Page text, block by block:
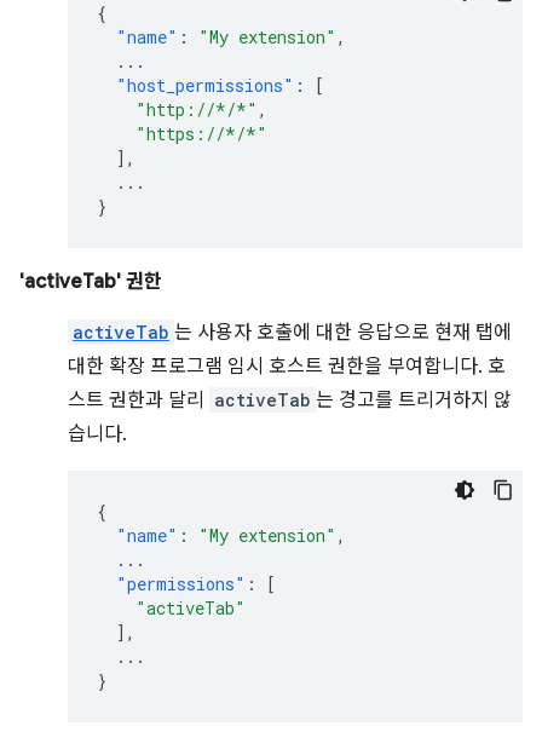
{
"name" : "My extension" ,
...
"host_permissions" :
[
"http://*/*" ,
"https://*/*"
],
...
}
'activeTab' 권한
activeTab 는 사용자 호출에 대한 응답으로 현재 탭에
대한 확장 프로그램 임시 호스트 권한을 부여합니다. 호
스트 권한과 달리
activeTab 는 경고를 트리거하지 않
습니다.
{
"name" : "My extension" ,
...
"permissions" :
[
"activeTab"
],
...
}